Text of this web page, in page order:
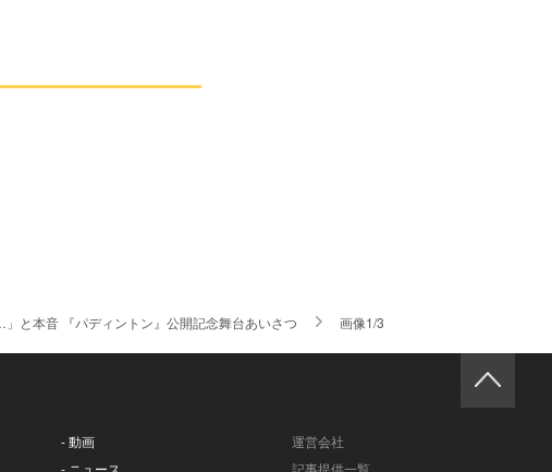
と本音 『パディントン』公開記念舞台あいさつ 画像1/3
- 動画
運営会社